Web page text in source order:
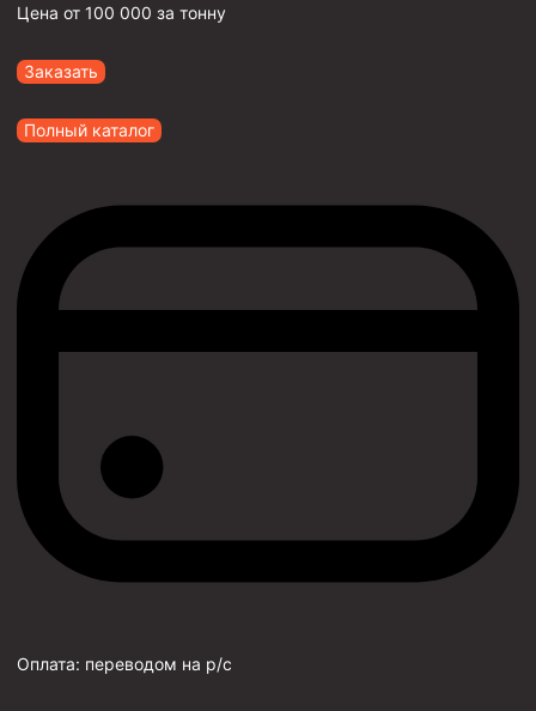
Цена от 100 000 за тонну
Заказать
Полный каталог
Оплата: переводом на р/с